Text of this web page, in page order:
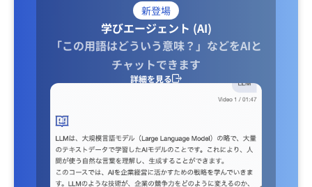
新登場
学びエージェント (AI)
「この用語はどういう意味？」などをAIと
チャットできます
詳細を見る